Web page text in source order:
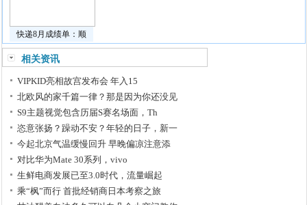
快递8月成绩单：顺
相关资讯
VIPKID亮相故宫发布会 年入15
北欧风的家千篇一律？那是因为你还没见
S9主题视觉包含历届S赛名场面，Th
恣意张扬？躁动不安？年轻的日子，新一
今起北京气温缓慢回升 早晚偏凉注意添
对比华为Mate 30系列，vivo
生鲜电商发展已至3.0时代，流量崛起
乘“枫”而行 首批经销商日本考察之旅